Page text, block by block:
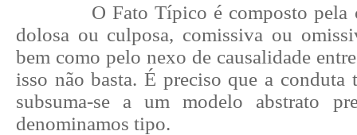
O Fato Típico é composto pela
dolosa ou culposa, comissiva ou
bem como pelo nexo de causalidade
isso não basta. É preciso que a conduta
subsuma-se a um modelo abstrato
denominamos tipo.